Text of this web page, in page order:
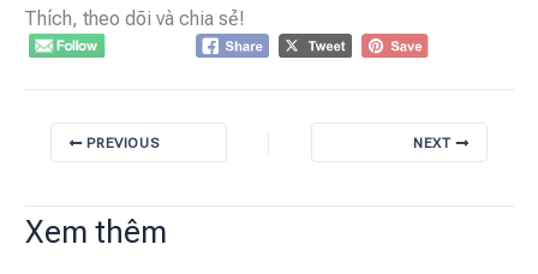
Thích, theo dõi và chia sẻ!
PREVIOUS NEXT
Xem thêm